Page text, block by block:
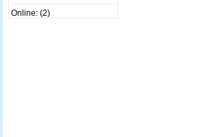
Online: (2)